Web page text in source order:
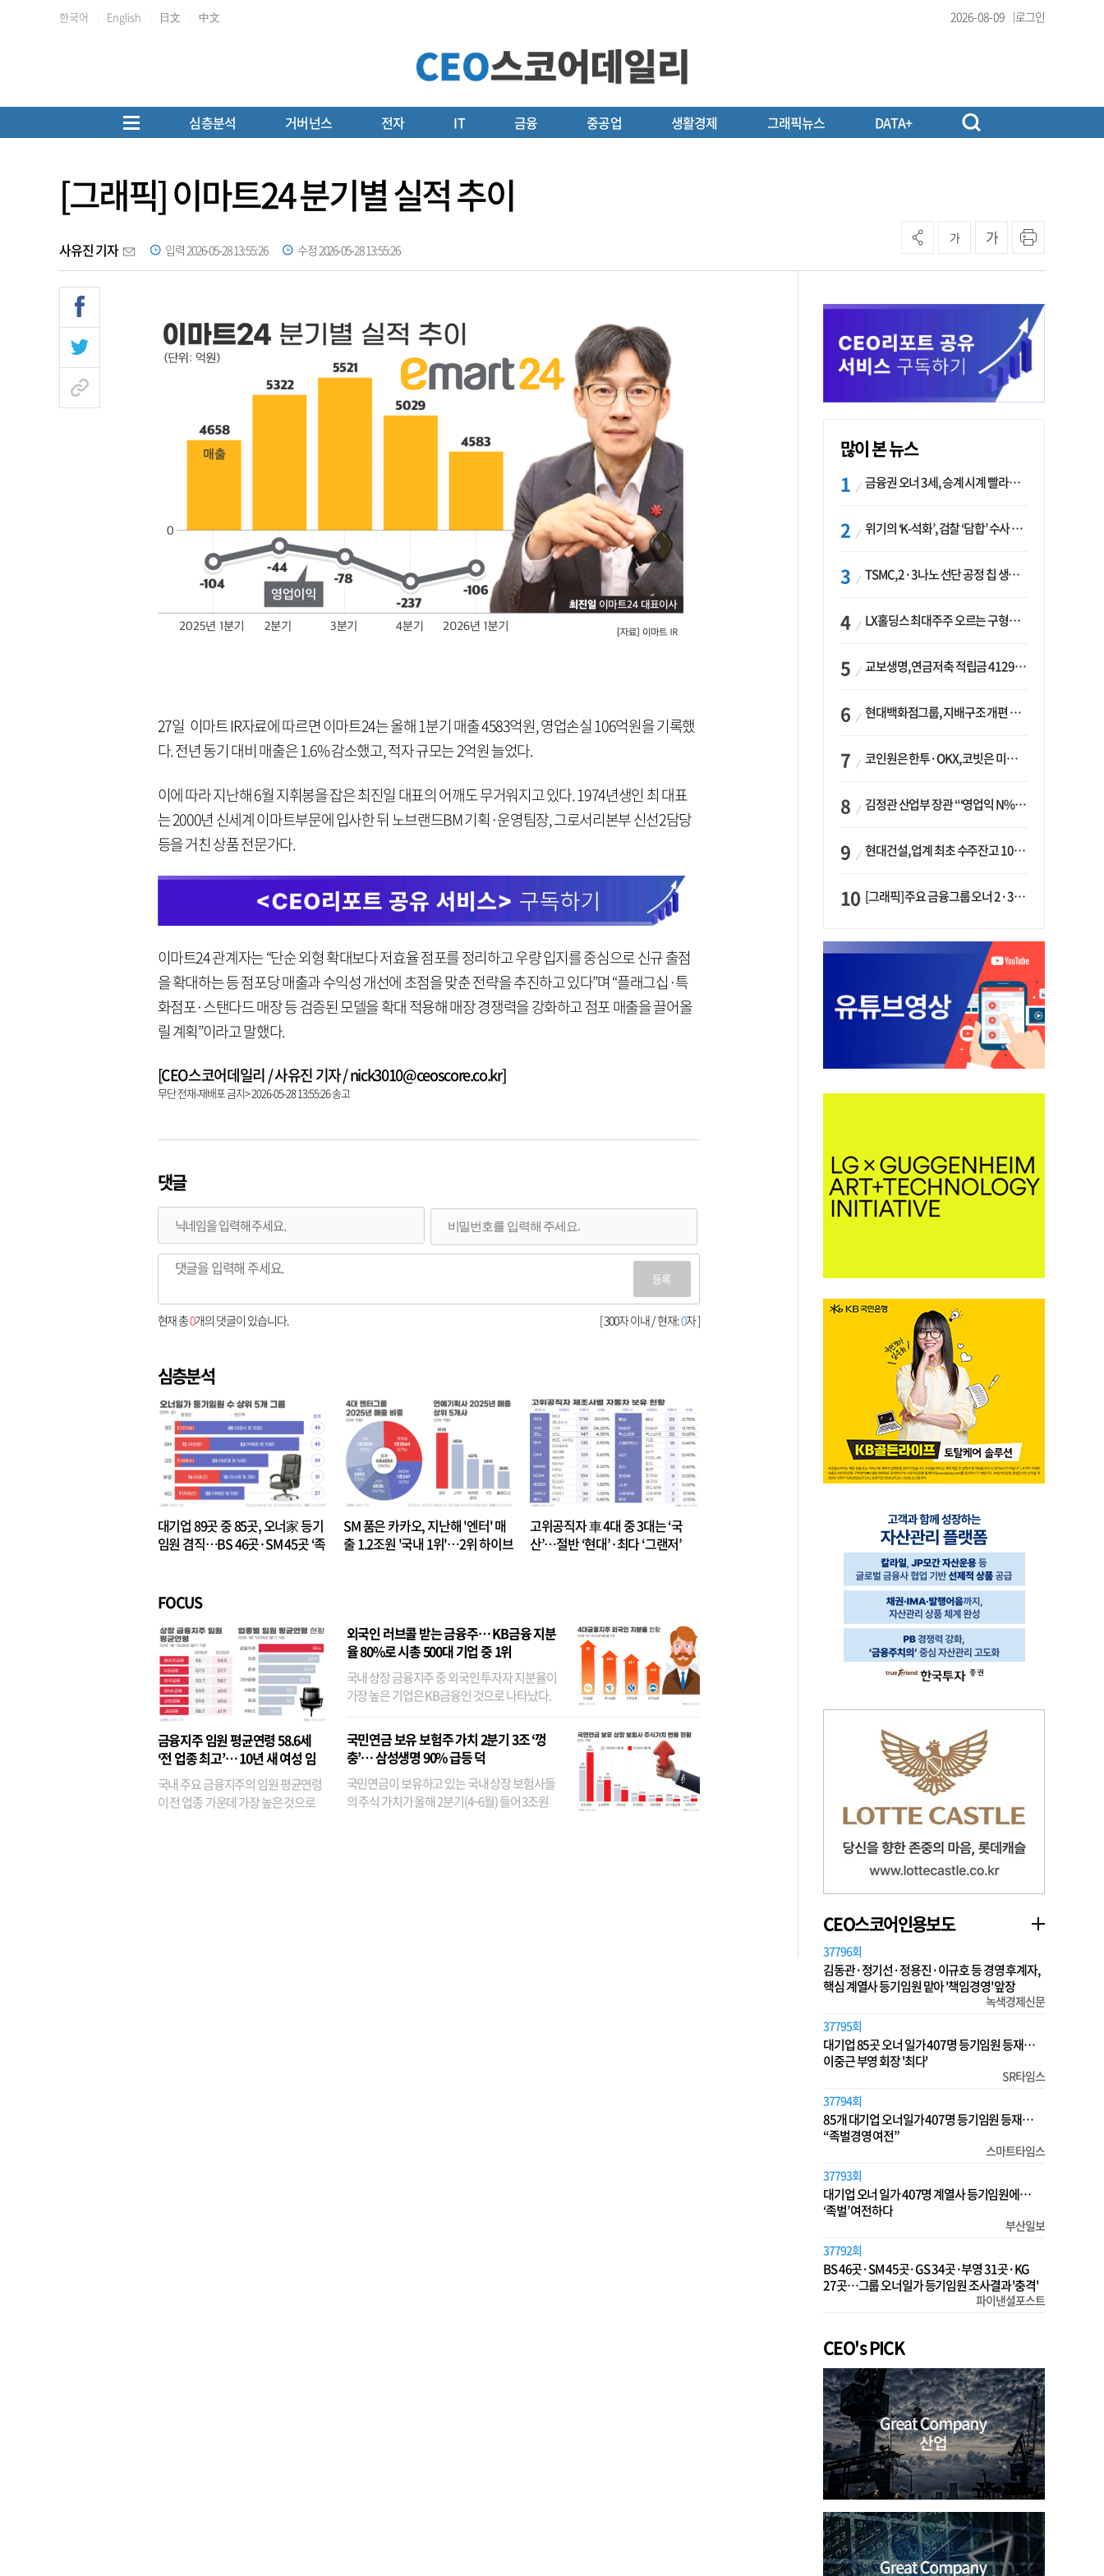
한국어 English 日文 中文 2026-08-09 로그인
심층분석 거버넌스 전자 IT 금융 중공업 생활경제 그래픽뉴스 DATA+
[그래픽] 이마트24 분기별 실적 추이
사유진 기자 입력 2026-05-28 13:55:26 수정 2026-05-28 13:55:26
가 가
27일 이마트 IR자료에 따르면 이마트24는 올해 1분기 매출 4583억원, 영업손실 106억원을 기록했
다. 전년 동기 대비 매출은 1.6% 감소했고, 적자 규모는 2억원 늘었다.
이에 따라 지난해 6월 지휘봉을 잡은 최진일 대표의 어깨도 무거워지고 있다. 1974년생인 최 대표
는 2000년 신세계 이마트부문에 입사한 뒤 노브랜드BM 기획·운영팀장, 그로서리본부 신선2담당
등을 거친 상품 전문가다.
이마트24 관계자는 “단순 외형 확대보다 저효율 점포를 정리하고 우량 입지를 중심으로 신규 출점
을 확대하는 등 점포당 매출과 수익성 개선에 초점을 맞춘 전략을 추진하고 있다”며 “플래그십·특
화점포·스탠다드 매장 등 검증된 모델을 확대 적용해 매장 경쟁력을 강화하고 점포 매출을 끌어올
릴 계획”이라고 말했다.
[CEO스코어데일리 / 사유진 기자 / nick3010@ceoscore.co.kr]
무단 전재-재배포 금지> 2026-05-28 13:55:26 송고
댓글
등록
[ 300자 이내 / 현재:0자 ]
현재 총0개의 댓글이 있습니다.
심층분석
대기업 89곳 중 85곳, 오너家 등기
임원 겸직…BS 46곳·SM 45곳 ‘족
SM 품은 카카오, 지난해 '엔터' 매
출 1.2조원 '국내 1위'…2위 하이브
고위공직자 車 4대 중 3대는 ‘국
산’…절반 ‘현대’·최다 ‘그랜저’
FOCUS
금융지주 임원 평균연령 58.6세
‘전 업종 최고’… 10년 새 여성 임
원은 14배 껑충
국내 주요 금융지주의 임원 평균연령
이 전 업종 가운데 가장 높은 것으로
외국인 러브콜 받는 금융주… KB금융 지분
율 80%로 시총 500대 기업 중 1위
국내 상장 금융지주 중 외국인 투자자 지분율이
가장 높은 기업은 KB금융인 것으로 나타났다.
융이었다. 특히 KB금융은 지난달 말 기준 해외
기관투자자 지분율이...
국민연금 보유 보험주 가치 2분기 3조 ‘껑
충’… 삼성생명 90% 급등 덕
국민연금이 보유하고 있는 국내 상장 보험사들
의 주식 가치가 올해 2분기(4~6월) 들어 3조원
많이 본 뉴스
금융권 오너 3세, 승계 시계 빨라지나…한국투자 ‘속도’·미래에셋·메리츠는 ‘거리두기’
위기의 ‘K-석화’, 검찰 ‘담합’ 수사 착수…“LG·한화·롯데 등 7개 업체, 8개 제품 가격 담합”
TSMC, 2·3나노 선단 공정 칩 생산 가속화…삼성, 파운드리 확장 변수 맞나
LX홀딩스 최대주주 오르는 구형모 사장…계열사 실적 개선 ‘과제’
교보생명, 연금저축 적립금 4129억 증가 ‘1위’…KB라이프는 최대 감소율
현대백화점그룹, 지배구조 개편 작업…지주사 행위제한 요건 해소
코인원은 한투·OKX, 코빗은 미래에셋…중소 거래소 ‘금융 동맹’ 승부수
김정관 산업부 장관 “‘영업익 N% 성과급’ 지급 반대…주주·투자자 이익 반해”
현대건설, 업계 최초 수주잔고 100조 돌파…하반기 ‘원전’ 수주 드라이브
[그래픽] 주요 금융그룹 오너 2·3세 현황
CEO스코어인용보도
37796회
김동관·정기선·정용진·이규호 등 경영 후계자,
핵심 계열사 등기임원 맡아 '책임경영' 앞장
녹색경제신문
37795회
대기업 85곳 오너 일가 407명 등기임원 등재…
이중근 부영 회장 '최다'
SR타임스
37794회
85개 대기업 오너일가 407명 등기임원 등재…
“족벌경영 여전”
스마트타임스
37793회
대기업 오너 일가 407명 계열사 등기임원에…
‘족벌’ 여전하다
부산일보
37792회
BS 46곳·SM 45곳·GS 34곳·부영 31곳·KG
27곳…그룹 오너일가 등기임원 조사결과 '충격'
파이낸셜포스트
CEO's PICK